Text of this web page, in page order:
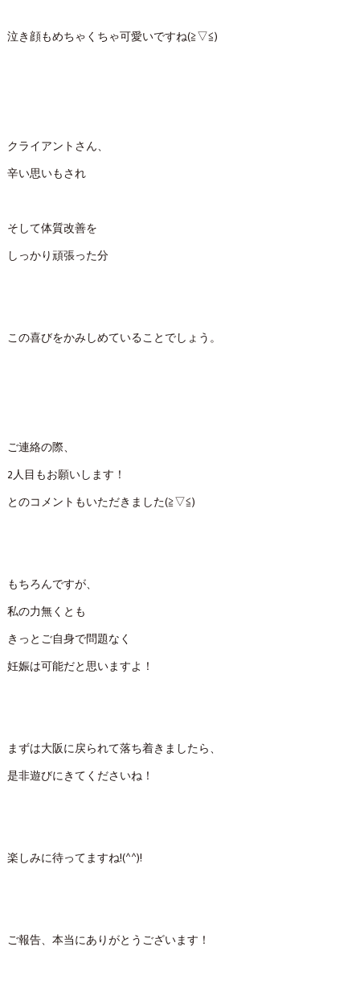
泣き顔もめちゃくちゃ可愛いですね(≧▽≦)
クライアントさん、
辛い思いもされ
そして体質改善を
しっかり頑張った分
この喜びをかみしめていることでしょう。
ご連絡の際、
2人目もお願いします！
とのコメントもいただきました(≧▽≦)
もちろんですが、
私の力無くとも
きっとご自身で問題なく
妊娠は可能だと思いますよ！
まずは大阪に戻られて落ち着きましたら、
是非遊びにきてくださいね！
楽しみに待ってますね!(^^)!
ご報告、本当にありがとうございます！